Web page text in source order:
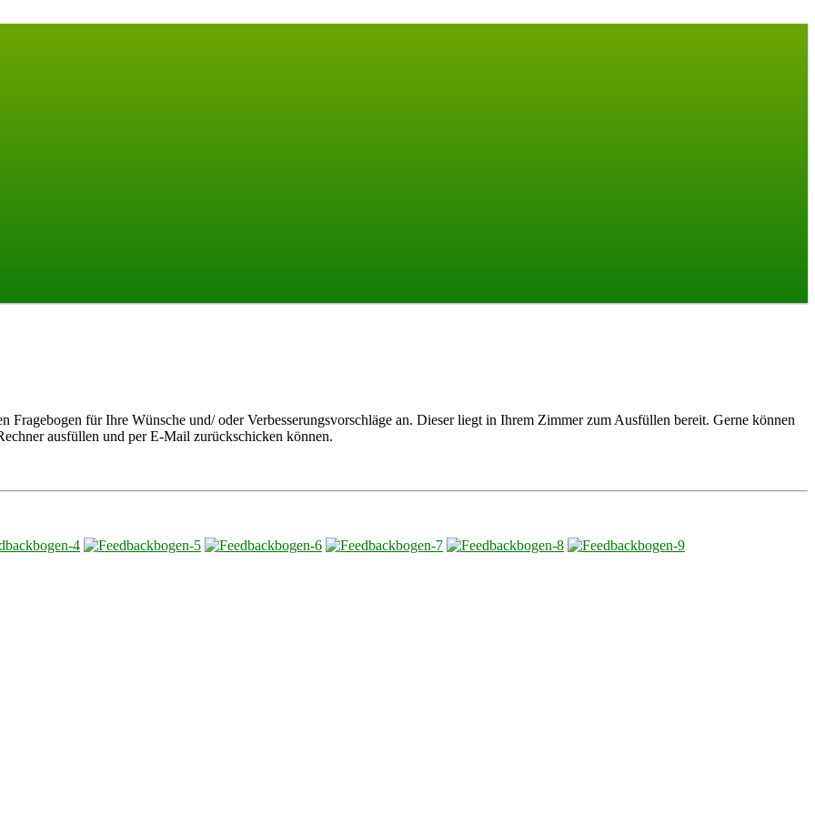
Fragebogen für Ihre Wünsche und/ oder Verbesserungsvorschläge an. Dieser liegt in Ihrem Zimmer zum Ausfüllen bereit. Gerne können
ausfüllen und per E-Mail zurückschicken können.